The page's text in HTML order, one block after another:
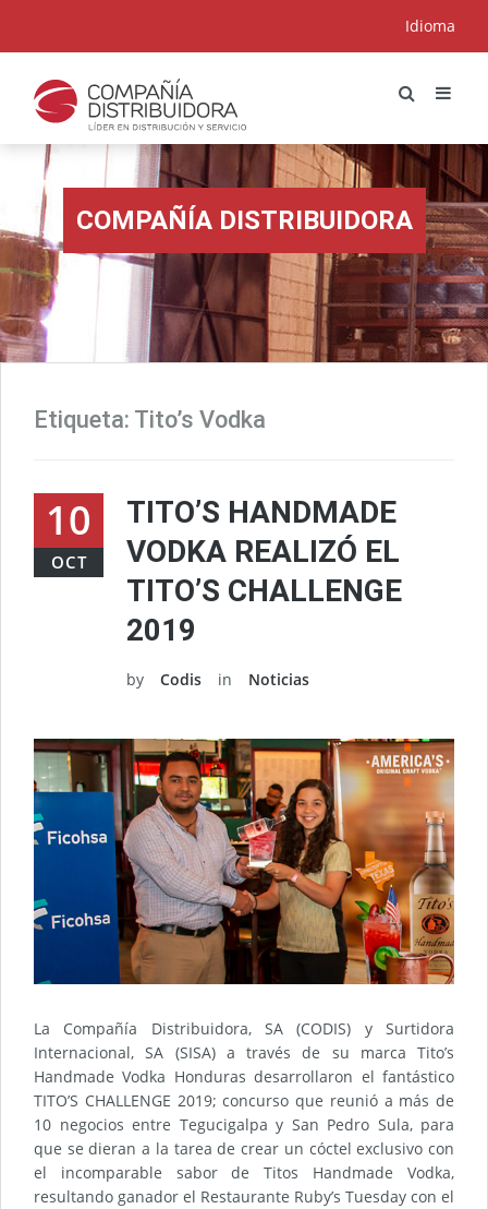
Idioma
COMPAÑÍA DISTRIBUIDORA
Etiqueta: Tito’s Vodka
10
OCT
TITO’S HANDMADE
VODKA REALIZÓ EL
TITO’S CHALLENGE
2019
by Codis in Noticias
La Compañía Distribuidora, SA (CODIS) y Surtidora
Internacional, SA (SISA) a través de su marca Tito’s
Handmade Vodka Honduras desarrollaron el fantástico
TITO’S CHALLENGE 2019; concurso que reunió a más de
10 negocios entre Tegucigalpa y San Pedro Sula, para
que se dieran a la tarea de crear un cóctel exclusivo con
el incomparable sabor de Titos Handmade Vodka,
resultando ganador el Restaurante Ruby’s Tuesday con el